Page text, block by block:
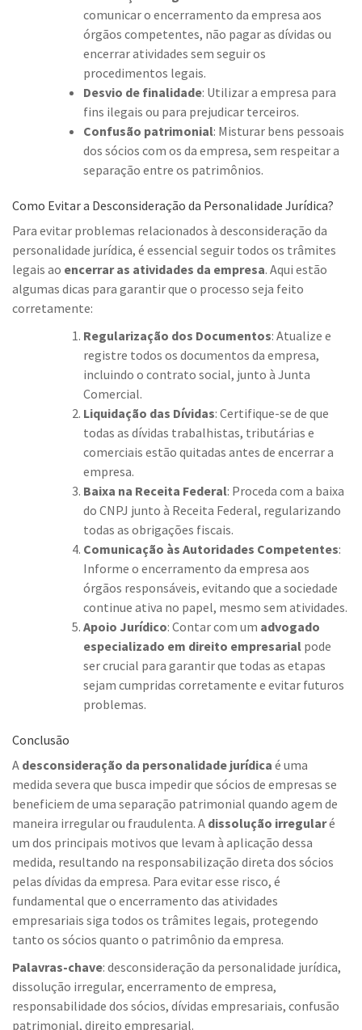
comunicar o encerramento da empresa aos
órgãos competentes, não pagar as dívidas ou
encerrar atividades sem seguir os
procedimentos legais.
Desvio de finalidade: Utilizar a empresa para
fins ilegais ou para prejudicar terceiros.
Confusão patrimonial: Misturar bens pessoais
dos sócios com os da empresa, sem respeitar a
separação entre os patrimônios.
Como Evitar a Desconsideração da Personalidade Jurídica?
Para evitar problemas relacionados à desconsideração da
personalidade jurídica, é essencial seguir todos os trâmites
legais ao encerrar as atividades da empresa. Aqui estão
algumas dicas para garantir que o processo seja feito
corretamente:
Regularização dos Documentos: Atualize e
registre todos os documentos da empresa,
incluindo o contrato social, junto à Junta
Comercial.
Liquidação das Dívidas: Certifique-se de que
todas as dívidas trabalhistas, tributárias e
comerciais estão quitadas antes de encerrar a
empresa.
Baixa na Receita Federal: Proceda com a baixa
do CNPJ junto à Receita Federal, regularizando
todas as obrigações fiscais.
Comunicação às Autoridades Competentes:
Informe o encerramento da empresa aos
órgãos responsáveis, evitando que a sociedade
continue ativa no papel, mesmo sem atividades.
Apoio Jurídico: Contar com um advogado
especializado em direito empresarial pode
ser crucial para garantir que todas as etapas
sejam cumpridas corretamente e evitar futuros
problemas.
Conclusão
A desconsideração da personalidade jurídica é uma
medida severa que busca impedir que sócios de empresas se
beneficiem de uma separação patrimonial quando agem de
maneira irregular ou fraudulenta. A dissolução irregularé
um dos principais motivos que levam à aplicação dessa
medida, resultando na responsabilização direta dos sócios
pelas dívidas da empresa. Para evitar esse risco, é
fundamental que o encerramento das atividades
empresariais siga todos os trâmites legais, protegendo
tanto os sócios quanto o patrimônio da empresa.
Palavras-chave: desconsideração da personalidade jurídica,
dissolução irregular, encerramento de empresa,
responsabilidade dos sócios, dívidas empresariais, confusão
patrimonial, direito empresarial.